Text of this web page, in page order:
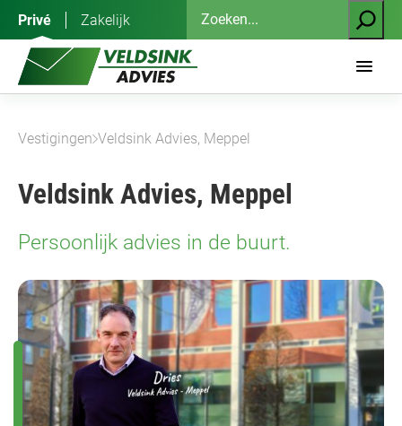
inhoud
Privé Zakelijk
Zoeken
Vestigingen Veldsink Advies, Meppel
Veldsink Advies, Meppel
Persoonlijk advies in de buurt.